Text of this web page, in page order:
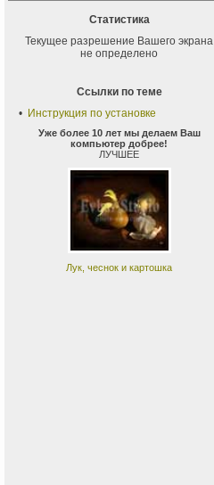
Статистика
Текущее разрешение Вашего экрана
не определено
Ссылки по теме
• Инструкция по установке
Уже более 10 лет мы делаем Ваш
компьютер добрее!
ЛУЧШЕЕ
Лук, чеснок и картошка